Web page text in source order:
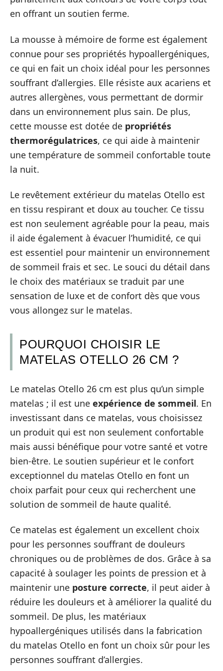
en offrant un soutien ferme.
La mousse à mémoire de forme est également
connue pour ses propriétés hypoallergéniques,
ce qui en fait un choix idéal pour les personnes
souffrant d’allergies. Elle résiste aux acariens et
autres allergènes, vous permettant de dormir
dans un environnement plus sain. De plus,
cette mousse est dotée de propriétés
thermorégulatrices, ce qui aide à maintenir
une température de sommeil confortable toute
la nuit.
Le revêtement extérieur du matelas Otello est
en tissu respirant et doux au toucher. Ce tissu
est non seulement agréable pour la peau, mais
il aide également à évacuer l’humidité, ce qui
est essentiel pour maintenir un environnement
de sommeil frais et sec. Le souci du détail dans
le choix des matériaux se traduit par une
sensation de luxe et de confort dès que vous
vous allongez sur le matelas.
POURQUOI CHOISIR LE
MATELAS OTELLO 26 CM ?
Le matelas Otello 26 cm est plus qu’un simple
matelas ; il est une expérience de sommeil. En
investissant dans ce matelas, vous choisissez
un produit qui est non seulement confortable
mais aussi bénéfique pour votre santé et votre
bien-être. Le soutien supérieur et le confort
exceptionnel du matelas Otello en font un
choix parfait pour ceux qui recherchent une
solution de sommeil de haute qualité.
Ce matelas est également un excellent choix
pour les personnes souffrant de douleurs
chroniques ou de problèmes de dos. Grâce à sa
capacité à soulager les points de pression et à
maintenir une posture correcte, il peut aider à
réduire les douleurs et à améliorer la qualité du
sommeil. De plus, les matériaux
hypoallergéniques utilisés dans la fabrication
du matelas Otello en font un choix sûr pour les
personnes souffrant d’allergies.